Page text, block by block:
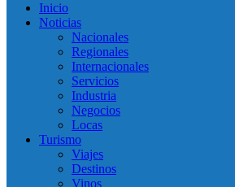
Inicio
Noticias
Nacionales
Regionales
Internacionales
Servicios
Industria
Negocios
Locas
Turismo
Viajes
Destinos
Vinos